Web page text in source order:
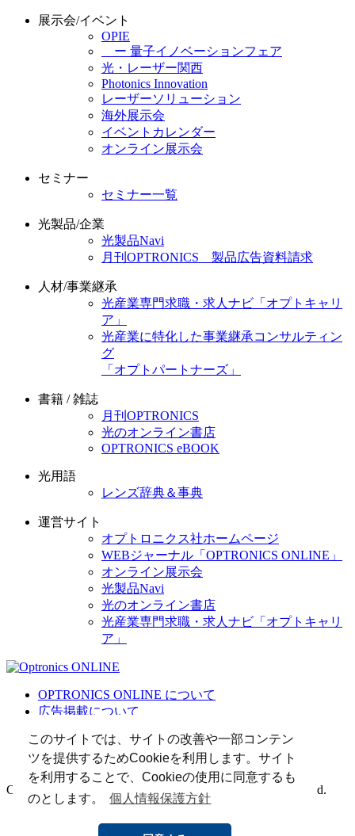
このサイトでは、サイトの改善や一部コンテン
ツを提供するためCookieを利用します。サイト
を利用することで、Cookieの使用に同意するも
のとします。
個人情報保護方針
展示会/イベント
OPIE
ー 量子イノベーションフェア
光・レーザー関西
Photonics Innovation
レーザーソリューション
海外展示会
イベントカレンダー
オンライン展示会
セミナー
セミナー一覧
光製品/企業
光製品Navi
月刊OPTRONICS 製品広告資料請求
人材/事業継承
光産業専門求職・求人ナビ「オプトキャリ
ア」
光産業に特化した事業継承コンサルティン
グ
「オプトパートナーズ」
書籍 / 雑誌
月刊OPTRONICS
光のオンライン書店
OPTRONICS eBOOK
光用語
レンズ辞典＆事典
運営サイト
オプトロニクス社ホームページ
WEBジャーナル「OPTRONICS ONLINE」
オンライン展示会
光製品Navi
光のオンライン書店
光産業専門求職・求人ナビ「オプトキャリ
ア」
OPTRONICS ONLINE について
広告掲載について
個人情報
光関連リンク集
Copyright (C) 2025 The Optronics Co., Ltd. All rights reserved.